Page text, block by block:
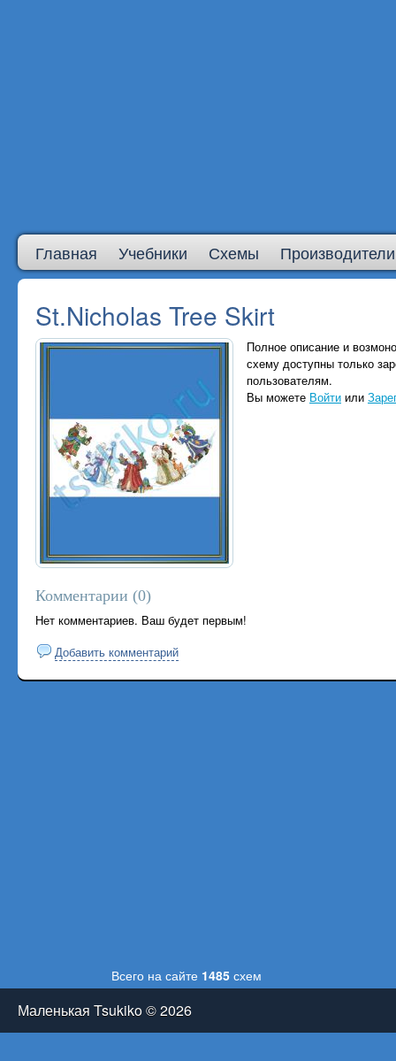
Главная Учебники Схемы Производители
St.Nicholas Tree Skirt
Полное описание и
схему доступны только
пользователям.
Вы можете Войти или
Комментарии (0)
Нет комментариев. Ваш будет первым!
Добавить комментарий
Всего на сайте 1485 схем
Маленькая Tsukiko © 2026